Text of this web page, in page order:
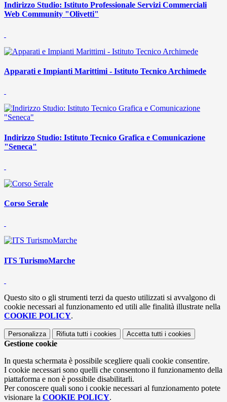
Indirizzo Studio: Istituto Professionale Servizi Commerciali
Web Community "Olivetti"
Apparati e Impianti Marittimi - Istituto Tecnico Archimede
Indirizzo Studio: Istituto Tecnico Grafica e Comunicazione
"Seneca"
Corso Serale
ITS TurismoMarche
Questo sito o gli strumenti terzi da questo utilizzati si avvalgono di
cookie necessari al funzionamento ed utili alle finalità illustrate nella
COOKIE POLICY.
Personalizza Rifiuta tutti i cookies Accetta tutti i cookies
Gestione cookie
In questa schermata è possibile scegliere quali cookie consentire.
I cookie necessari sono quelli che consentono il funzionamento della
piattaforma e non è possibile disabilitarli.
Per conoscere quali sono i cookie necessari al funzionamento potete
visionare la COOKIE POLICY.